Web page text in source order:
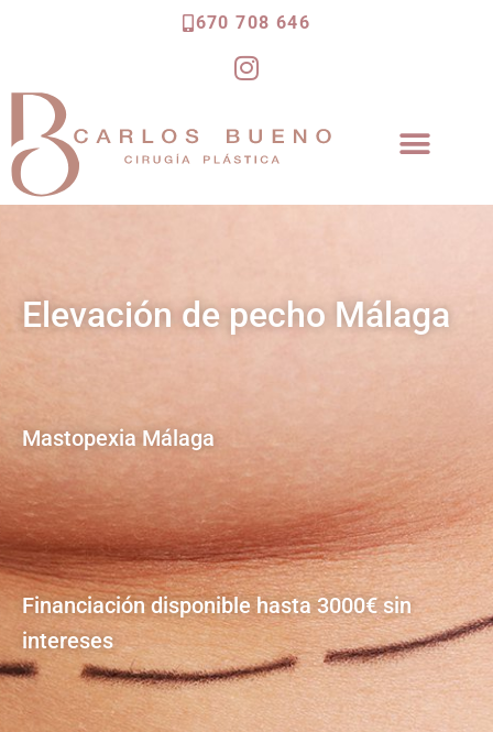
670 708 646
I
n
t
a
g
Elevación de pecho Málaga
Mastopexia Málaga
Financiación disponible hasta 3000€ sin
intereses